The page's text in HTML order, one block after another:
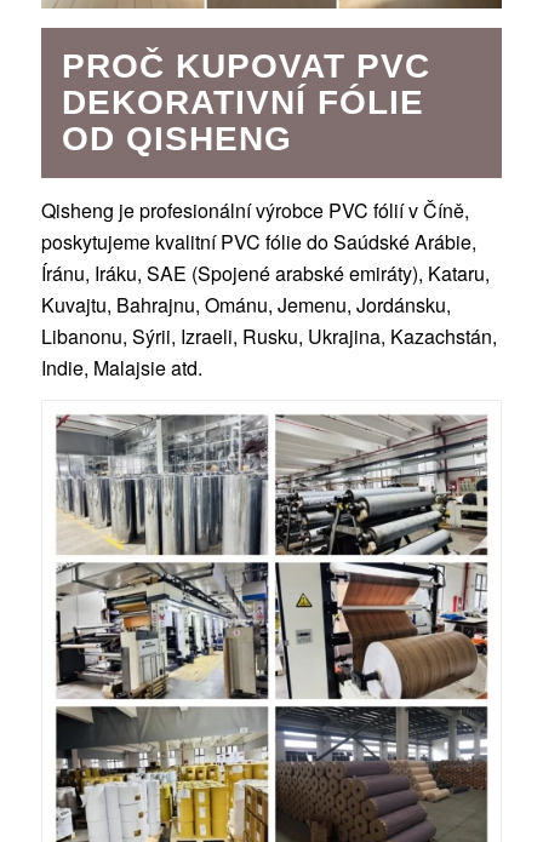
PROČ KUPOVAT PVC
DEKORATIVNÍ FÓLIE
OD QISHENG
Qisheng je profesionální výrobce PVC fólií v Číně,
poskytujeme kvalitní PVC fólie do Saúdské Arábie,
Íránu, Iráku, SAE (Spojené arabské emiráty), Kataru,
Kuvajtu, Bahrajnu, Ománu, Jemenu, Jordánsku,
Libanonu, Sýrii, Izraeli, Rusku, Ukrajina, Kazachstán,
Indie, Malajsie atd.